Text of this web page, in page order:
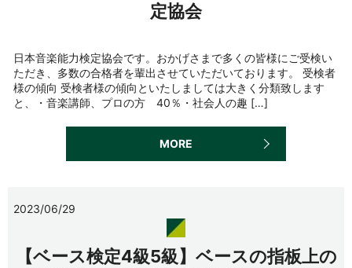
定協会
日本音楽能力検定協会です。おかげさまで多くの皆様にご受検い
ただき、多数の合格者を輩出させていただいております。 受検者
様の傾向 受検者様の傾向といたしましては大きく分類致します
と、・音楽講師、プロの方 40％・社会人の趣 […]
MORE
2023/06/29
【ベース検定4級5級】ベースの指板上の